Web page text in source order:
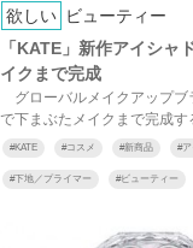
欲しい ビューティー
「KATE」新作アイシ
イクまで完成
グローバルメイクアップブ
で下まぶたメイクまで完成
#KATE #コスメ #新商品 #ア
#下地／プライマー #ビューティー